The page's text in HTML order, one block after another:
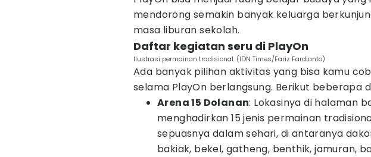
mendorong semakin banyak keluarga
masa liburan sekolah.
Daftar kegiatan seru di PlayOn
Ilustrasi permainan tradisional. (IDN Times/Fariz Fardianto)
Ada banyak pilihan aktivitas yang bisa kamu
selama PlayOn berlangsung. Berikut beberapa
Arena 15 Dolanan: Lokasinya di halaman
menghadirkan 15 jenis permainan
sepuasnya dalam sehari, di antaranya
bakiak, bekel, gatheng, benthik, jamuran,